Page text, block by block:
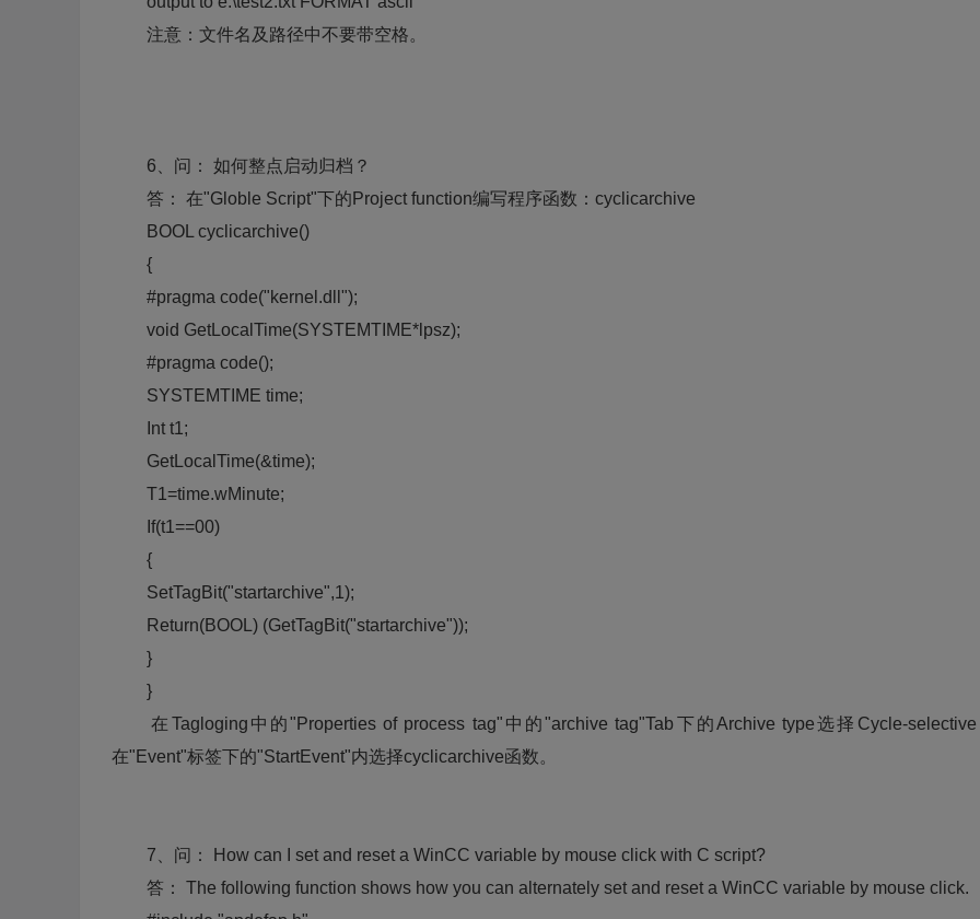
注意：文件名及路径中不要带空格。
6、问： 如何整点启动归档？
答： 在"Globle Script"下的Project function编写程序函数：cyclicarchive
BOOL cyclicarchive()
{
#pragma code("kernel.dll");
void GetLocalTime(SYSTEMTIME*lpsz);
#pragma code();
SYSTEMTIME time;
Int t1;
GetLocalTime(&time);
T1=time.wMinute;
If(t1==00)
{
SetTagBit("startarchive",1);
Return(BOOL) (GetTagBit("startarchive"));
}
}
在Tagloging中的"Properties of process tag"中的"archive tag"Tab下的Archive type选择Cycle-
在"Event"标签下的"StartEvent"内选择cyclicarchive函数。
7、问： How can I set and reset a WinCC variable by mouse click with C script?
答： The following function shows how you can alternately set and reset a WinCC variable by mouse click.